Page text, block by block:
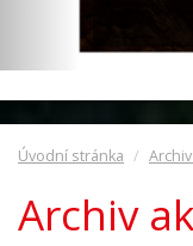
Úvodní stránka
Archiv